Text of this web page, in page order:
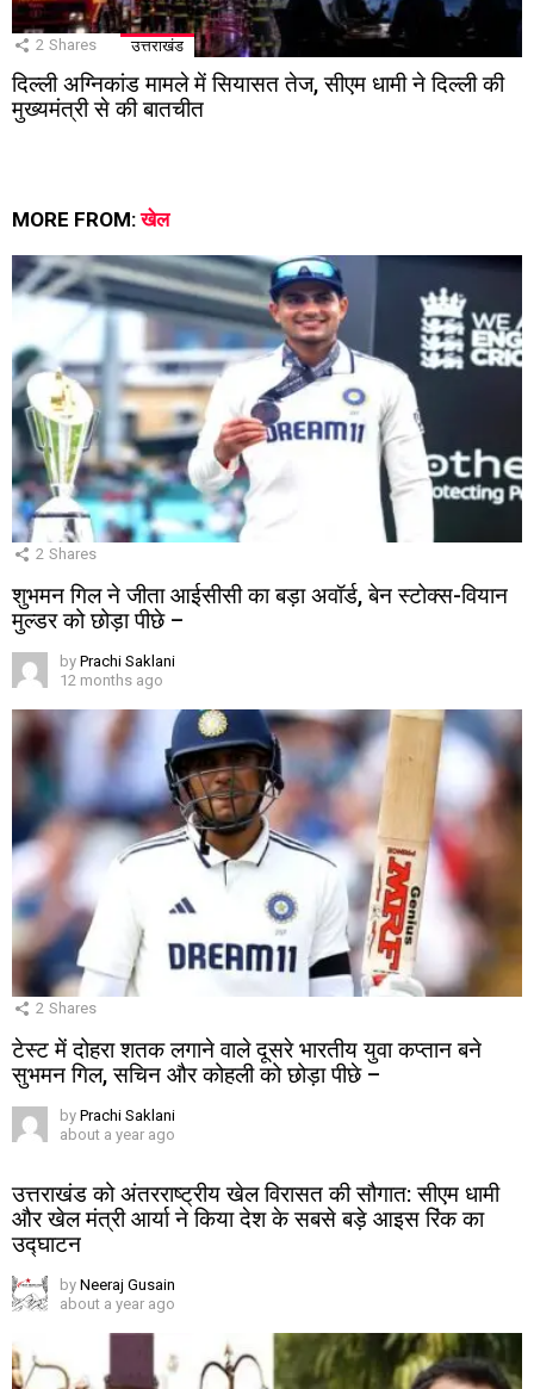
2 Shares उत्तराखंड
दिल्ली अग्निकांड मामले में सियासत तेज, सीएम धामी ने दिल्ली की
मुख्यमंत्री से की बातचीत
MORE FROM:खेल
2 Shares
शुभमन गिल ने जीता आईसीसी का बड़ा अवॉर्ड, बेन स्टोक्स-वियान
मुल्डर को छोड़ा पीछे –
by Prachi Saklani
12 months ago
2 Shares
टेस्ट में दोहरा शतक लगाने वाले दूसरे भारतीय युवा कप्तान बने
सुभमन गिल, सचिन और कोहली को छोड़ा पीछे –
by Prachi Saklani
about a year ago
उत्तराखंड को अंतरराष्ट्रीय खेल विरासत की सौगात: सीएम धामी
और खेल मंत्री आर्या ने किया देश के सबसे बड़े आइस रिंक का
उद्घाटन
by Neeraj Gusain
about a year ago